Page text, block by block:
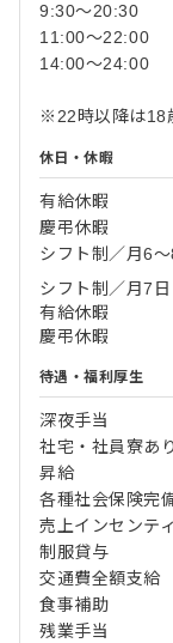
9:30～20:30
11:00～22:00
14:00～24:00
※22時以降は18
休日・休暇
有給休暇
慶弔休暇
シフト制／月6～
シフト制／月7日
有給休暇
慶弔休暇
待遇・福利厚生
深夜手当
社宅・社員寮あり
昇給
各種社会保険完
売上インセンテ
制服貸与
交通費全額支給
食事補助
残業手当